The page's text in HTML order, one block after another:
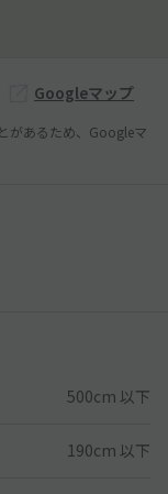
Googleマップ
があるため、Googleマ
500cm 以下
190cm 以下